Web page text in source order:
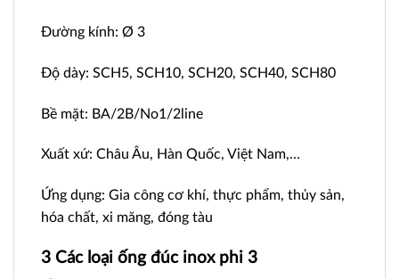
Đường kính: Ø 3
Độ dày: SCH5, SCH10, SCH20, SCH40, SCH80
Bề mặt: BA/2B/No1/2line
Xuất xứ: Châu Âu, Hàn Quốc, Việt Nam,…
Ứng dụng: Gia công cơ khí, thực phẩm, thủy sản,
hóa chất, xi măng, đóng tàu
3 Các loại ống đúc inox phi 3